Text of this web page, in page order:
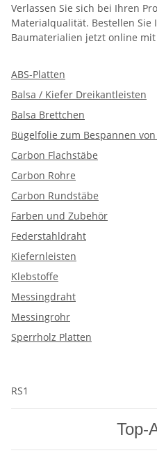
Verlassen Sie sich bei Ihren
Materialqualität. Bestellen Sie
Baumaterialien jetzt online
ABS-Platten
Balsa / Kiefer Dreikantleisten
Balsa Brettchen
Bügelfolie zum Bespannen
Carbon Flachstäbe
Carbon Rohre
Carbon Rundstäbe
Farben und Zubehör
Federstahldraht
Kiefernleisten
Klebstoffe
Messingdraht
Messingrohr
Sperrholz Platten
RS1
Top-